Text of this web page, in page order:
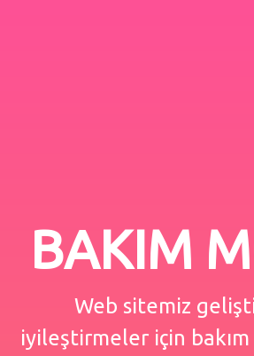
BAKIM
Web sitemiz
iyileştirmeler için bakım